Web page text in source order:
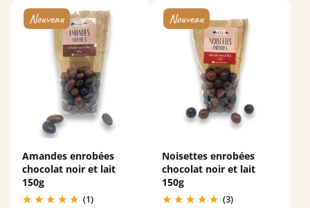
Amandes enrobées
chocolat noir et lait
150g
(1)
Noisettes enrobées
chocolat noir et lait
150g
(3)